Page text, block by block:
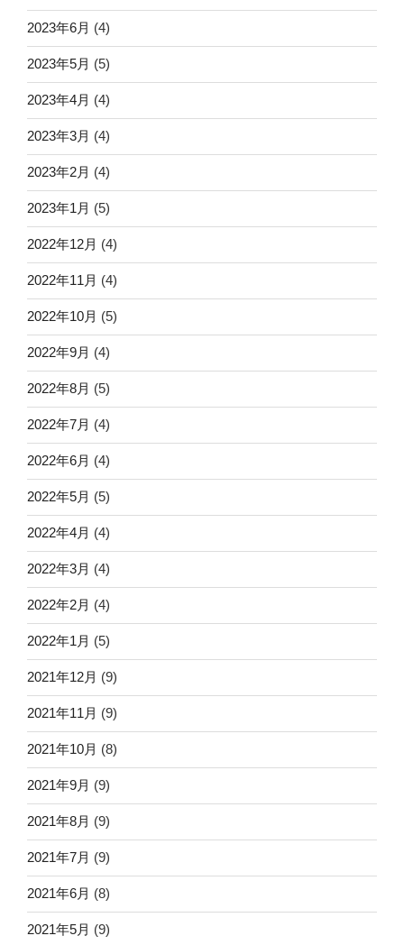
2023年6月 (4)
2023年5月 (5)
2023年4月 (4)
2023年3月 (4)
2023年2月 (4)
2023年1月 (5)
2022年12月 (4)
2022年11月 (4)
2022年10月 (5)
2022年9月 (4)
2022年8月 (5)
2022年7月 (4)
2022年6月 (4)
2022年5月 (5)
2022年4月 (4)
2022年3月 (4)
2022年2月 (4)
2022年1月 (5)
2021年12月 (9)
2021年11月 (9)
2021年10月 (8)
2021年9月 (9)
2021年8月 (9)
2021年7月 (9)
2021年6月 (8)
2021年5月 (9)